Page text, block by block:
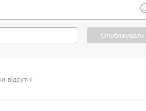
Опублікувати
відсутні